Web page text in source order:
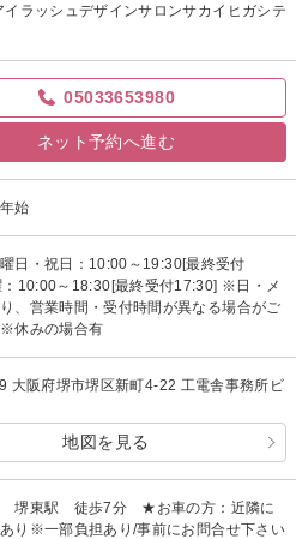
イラッシュデザインサロンサカイヒガシテ
05033653980
ネット予約へ進む
始
日・祝日：10:00～19:30[最終受付
：10:00～18:30[最終受付17:30] ※日・メ
、営業時間・受付時間が異なる場合がご
休みの場合有
大阪府堺市堺区新町4-22 工電舎事務所ビ
地図を見る
堺東駅 徒歩7分 ★お車の方：近隣に
り※一部負担あり/事前にお問合せ下さい